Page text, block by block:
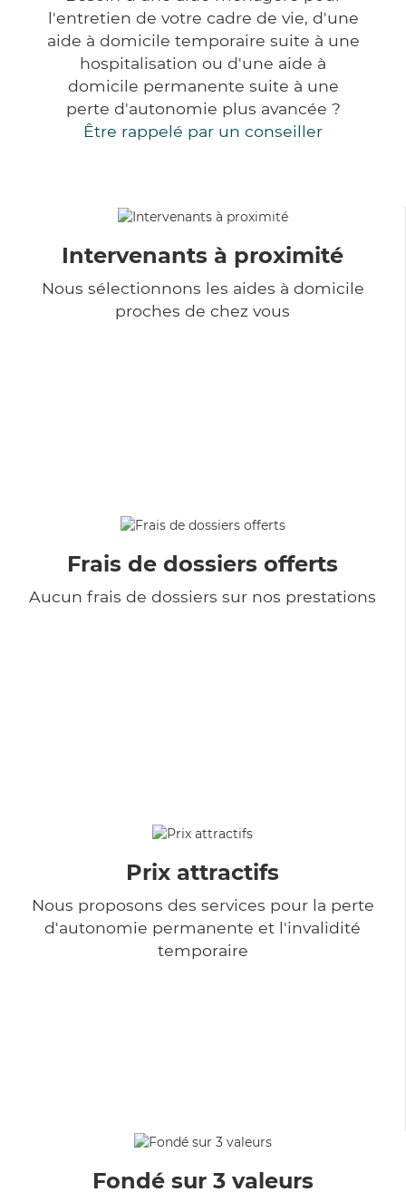
l'entretien de votre cadre de vie, d'une
aide à domicile temporaire suite à une
hospitalisation ou d'une aide à
domicile permanente suite à une
perte d'autonomie plus avancée ?
Être rappelé par un conseiller
Intervenants à proximité
Nous sélectionnons les aides à domicile
proches de chez vous
Frais de dossiers offerts
Aucun frais de dossiers sur nos prestations
Prix attractifs
Nous proposons des services pour la perte
d'autonomie permanente et l'invalidité
temporaire
Fondé sur 3 valeurs